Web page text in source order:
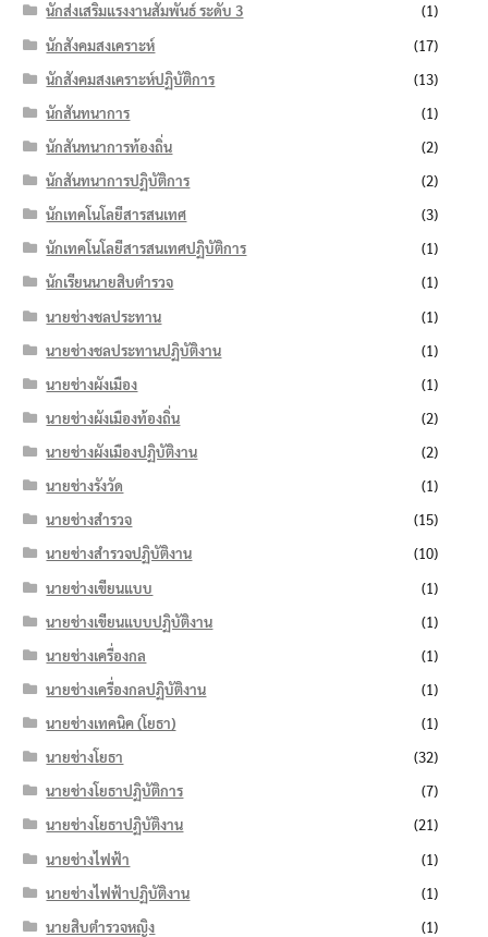
นักส่งเสริมแรงงานสัมพันธ์ ระดับ 3
(1)
นักสังคมสงเคราะห์
(17)
นักสังคมสงเคราะห์ปฏิบัติการ
(13)
นักสันทนาการ
(1)
นักสันทนาการท้องถิ่น
(2)
นักสันทนาการปฏิบัติการ
(2)
นักเทคโนโลยีสารสนเทศ
(3)
นักเทคโนโลยีสารสนเทศปฏิบัติการ
(1)
นักเรียนนายสิบตำรวจ
(1)
นายช่างชลประทาน
(1)
นายช่างชลประทานปฏิบัติงาน
(1)
นายช่างผังเมือง
(1)
นายช่างผังเมืองท้องถิ่น
(2)
นายช่างผังเมืองปฏิบัติงาน
(2)
นายช่างรังวัด
(1)
นายช่างสำรวจ
(15)
นายช่างสำรวจปฏิบัติงาน
(10)
นายช่างเขียนแบบ
(1)
นายช่างเขียนแบบปฏิบัติงาน
(1)
นายช่างเครื่องกล
(1)
นายช่างเครื่องกลปฏิบัติงาน
(1)
นายช่างเทคนิค (โยธา)
(1)
นายช่างโยธา
(32)
นายช่างโยธาปฏิบัติการ
(7)
นายช่างโยธาปฏิบัติงาน
(21)
นายช่างไฟฟ้า
(1)
นายช่างไฟฟ้าปฏิบัติงาน
(1)
นายสิบตำรวจหญิง
(1)